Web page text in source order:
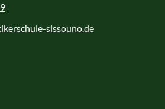
sissouno.de